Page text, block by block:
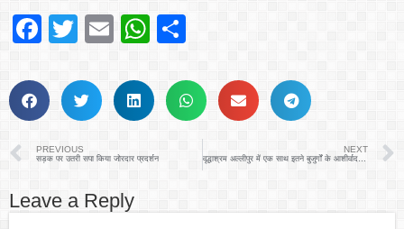
Facebook
Twitter
EmailWhatsApp
PREVIOUS
सड़क पर उतरी सपा किया जोरदार प्रदर्शन
NEXT
वृद्धाश्रम अल्लीपुर में एक साथ इतने बुजुर्गों के आशीर्वाद का सौभाग्य मिला:प्रकाश पाल
Leave a Reply